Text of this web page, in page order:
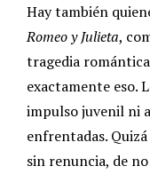
Hay también
Romeo y Julieta,
tragedia
exactamente eso.
impulso juvenil ni
enfrentadas.
sin renuncia, de